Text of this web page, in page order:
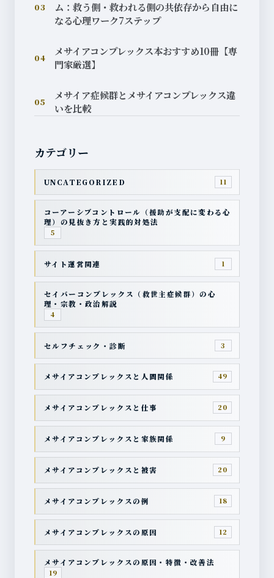
03
ム：救う側・救われる側の共依存から自由に
なる心理ワーク7ステップ
04
メサイアコンプレックス本おすすめ10冊【専
門家厳選】
05
メサイア症候群とメサイアコンプレックス違
いを比較
カテゴリー
UNCATEGORIZED 11
コーアーシブコントロール（援助が支配に変わる心
理）の見抜き方と実践的対処法
5
サイト運営関連 1
セイバーコンプレックス（救世主症候群）の心
理・宗教・政治解説
4
セルフチェック・診断 3
メサイアコンプレックスと人間関係 49
メサイアコンプレックスと仕事 20
メサイアコンプレックスと家族関係 9
メサイアコンプレックスと被害 20
メサイアコンプレックスの例 18
メサイアコンプレックスの原因 12
メサイアコンプレックスの原因・特徴・改善法
19